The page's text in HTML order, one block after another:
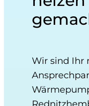
Wir sind Ihr